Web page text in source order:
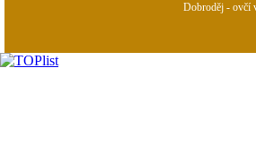
Dobroděj - ovčí